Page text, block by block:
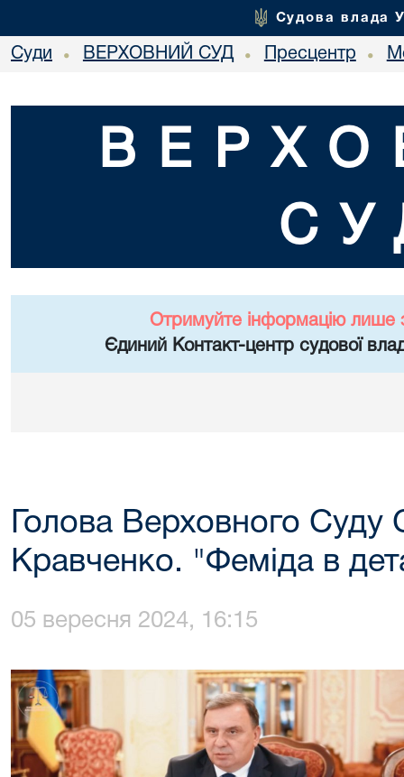
Судова влада
Суди • ВЕРХОВНИЙ СУД • Пресцентр •
Отримуйте інформацію лише
Єдиний Контакт-центр судової
Голова Верховного Суду
Кравченко. "Феміда в
05 вересня 2024, 16:15